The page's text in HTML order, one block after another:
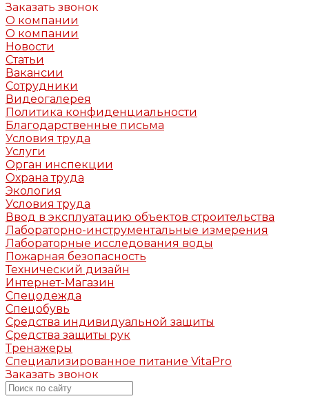
Заказать звонок
О компании
О компании
Новости
Статьи
Вакансии
Сотрудники
Видеогалерея
Политика конфиденциальности
Благодарственные письма
Условия труда
Услуги
Орган инспекции
Охрана труда
Экология
Условия труда
Ввод в эксплуатацию объектов строительства
Лабораторно-инструментальные измерения
Лабораторные исследования воды
Пожарная безопасность
Технический дизайн
Интернет-Магазин
Спецодежда
Спецобувь
Средства индивидуальной защиты
Средства защиты рук
Тренажеры
Специализированное питание VitaPro
Заказать звонок